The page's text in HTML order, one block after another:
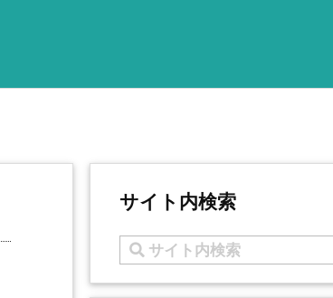
サイト内検索